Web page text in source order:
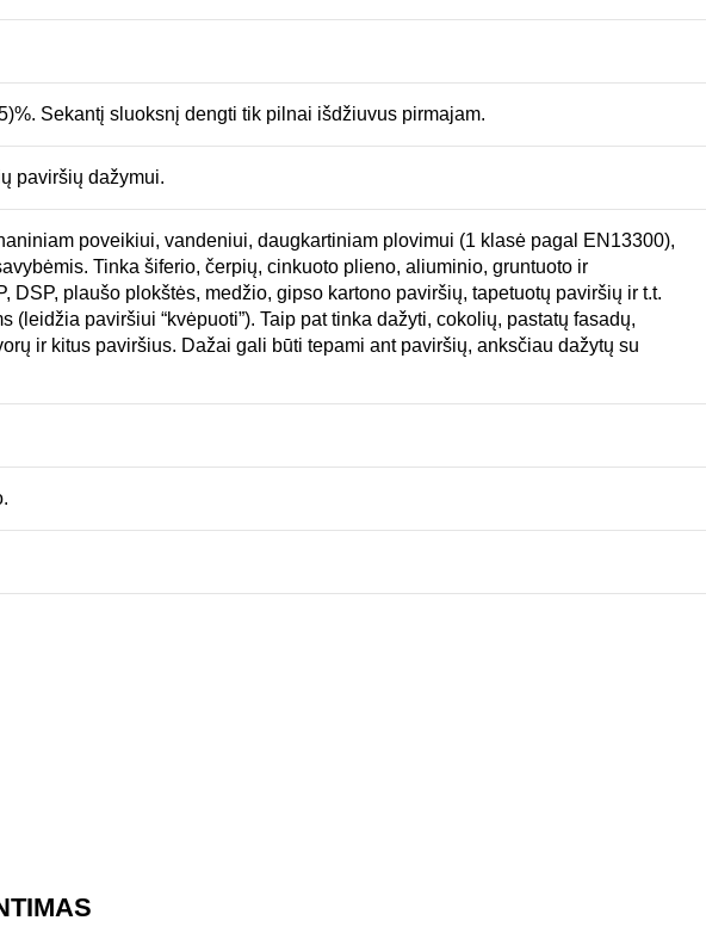
Sekantį sluoksnį dengti tik pilnai išdžiuvus pirmajam.
paviršių dažymui.
poveikiui, vandeniui, daugkartiniam plovimui (1 klasė pagal EN13300),
Tinka šiferio, čerpių, cinkuoto plieno, aliuminio, gruntuoto ir
plaušo plokštės, medžio, gipso kartono paviršių, tapetuotų paviršių ir t.t.
paviršiui “kvėpuoti”). Taip pat tinka dažyti, cokolių, pastatų fasadų,
ir kitus paviršius. Dažai gali būti tepami ant paviršių, anksčiau dažytų su